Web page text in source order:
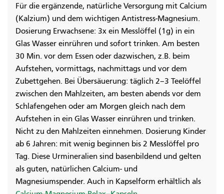
Für die ergänzende, natürliche Versorgung mit Calcium
(Kalzium) und dem wichtigen Antistress-Magnesium.
Dosierung Erwachsene: 3x ein Messlöffel (1g) in ein
Glas Wasser einrühren und sofort trinken. Am besten
30 Min. vor dem Essen oder dazwischen, z.B. beim
Aufstehen, vormittags, nachmittags und vor dem
Zubettgehen. Bei Übersäuerung: täglich 2–3 Teelöffel
zwischen den Mahlzeiten, am besten abends vor dem
Schlafengehen oder am Morgen gleich nach dem
Aufstehen in ein Glas Wasser einrühren und trinken.
Nicht zu den Mahlzeiten einnehmen. Dosierung Kinder
ab 6 Jahren: mit wenig beginnen bis 2 Messlöffel pro
Tag. Diese Urmineralien sind basenbildend und gelten
als guten, natürlichen Calcium- und
Magnesiumspender. Auch in Kapselform erhältlich als